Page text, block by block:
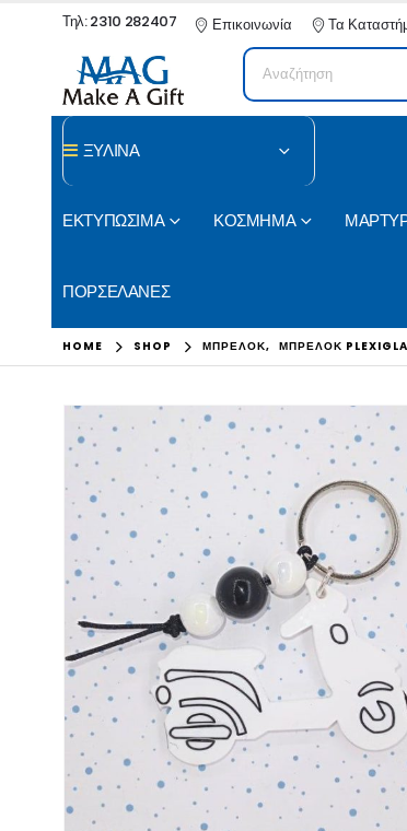
Τηλ: 2310 282407 Επικοινωνία Τα
ΞΥΛΙΝΑ
ΕΚΤΥΠΩΣΙΜΑ ΚΟΣΜΗΜΑ
ΠΟΡΣΕΛΑΝΕΣ
HOME SHOP ΜΠΡΕΛΟΚ, ΜΠΡΕΛΟΚ